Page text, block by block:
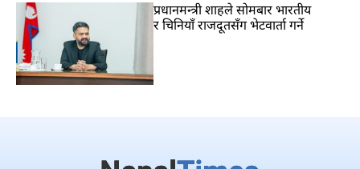
प्रधानमन्त्री शाहले सोमबार भारतीय
र चिनियाँ राजदूतसँग भेटवार्ता गर्ने